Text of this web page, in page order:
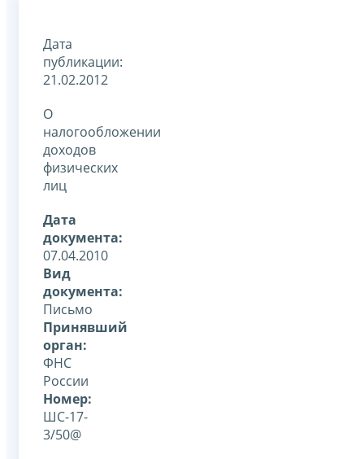
Дата
публикации:
21.02.2012
О
налогообложении
доходов
физических
лиц
Дата
документа:
07.04.2010
Вид
документа:
Письмо
Принявший
орган:
ФНС
России
Номер:
ШС-17-
3/50@